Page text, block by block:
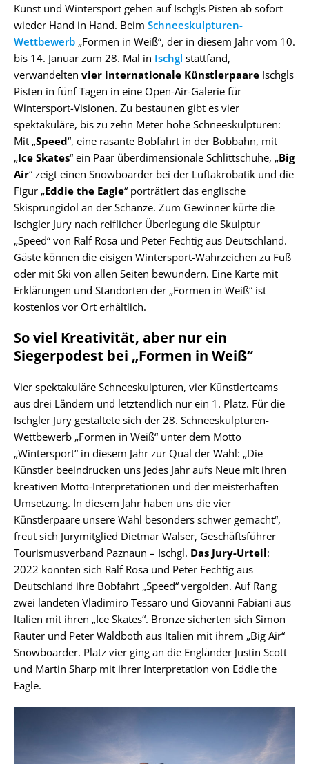
Kunst und Wintersport gehen auf Ischgls Pisten ab sofort
wieder Hand in Hand. Beim Schneeskulpturen-
Wettbewerb „Formen in Weiß“, der in diesem Jahr vom 10.
bis 14. Januar zum 28. Mal in Ischgl stattfand,
verwandelten vier internationale Künstlerpaare Ischgls
Pisten in fünf Tagen in eine Open-Air-Galerie für
Wintersport-Visionen. Zu bestaunen gibt es vier
spektakuläre, bis zu zehn Meter hohe Schneeskulpturen:
Mit „Speed“, eine rasante Bobfahrt in der Bobbahn, mit
„Ice Skates“ ein Paar überdimensionale Schlittschuhe, „Big
Air“ zeigt einen Snowboarder bei der Luftakrobatik und die
Figur „Eddie the Eagle“ porträtiert das englische
Skisprungidol an der Schanze. Zum Gewinner kürte die
Ischgler Jury nach reiflicher Überlegung die Skulptur
„Speed“ von Ralf Rosa und Peter Fechtig aus Deutschland.
Gäste können die eisigen Wintersport-Wahrzeichen zu Fuß
oder mit Ski von allen Seiten bewundern. Eine Karte mit
Erklärungen und Standorten der „Formen in Weiß“ ist
kostenlos vor Ort erhältlich.
So viel Kreativität, aber nur ein
Siegerpodest bei „Formen in Weiß“
Vier spektakuläre Schneeskulpturen, vier Künstlerteams
aus drei Ländern und letztendlich nur ein 1. Platz. Für die
Ischgler Jury gestaltete sich der 28. Schneeskulpturen-
Wettbewerb „Formen in Weiß“ unter dem Motto
„Wintersport“ in diesem Jahr zur Qual der Wahl: „Die
Künstler beeindrucken uns jedes Jahr aufs Neue mit ihren
kreativen Motto-Interpretationen und der meisterhaften
Umsetzung. In diesem Jahr haben uns die vier
Künstlerpaare unsere Wahl besonders schwer gemacht“,
freut sich Jurymitglied Dietmar Walser, Geschäftsführer
Tourismusverband Paznaun – Ischgl. Das Jury-Urteil:
2022 konnten sich Ralf Rosa und Peter Fechtig aus
Deutschland ihre Bobfahrt „Speed“ vergolden. Auf Rang
zwei landeten Vladimiro Tessaro und Giovanni Fabiani aus
Italien mit ihren „Ice Skates“. Bronze sicherten sich Simon
Rauter und Peter Waldboth aus Italien mit ihrem „Big Air“
Snowboarder. Platz vier ging an die Engländer Justin Scott
und Martin Sharp mit ihrer Interpretation von Eddie the
Eagle.